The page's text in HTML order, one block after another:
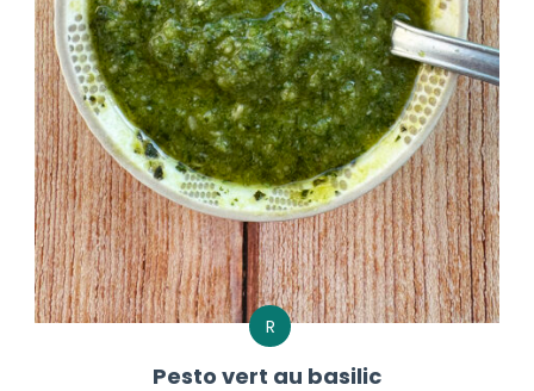
R
Pesto vert au basilic